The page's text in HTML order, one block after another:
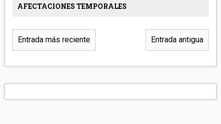
AFECTACIONES TEMPORALES
Entrada más reciente Entrada antigua